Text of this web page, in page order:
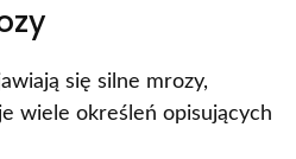
się silne mrozy,
wiele określeń opisujących